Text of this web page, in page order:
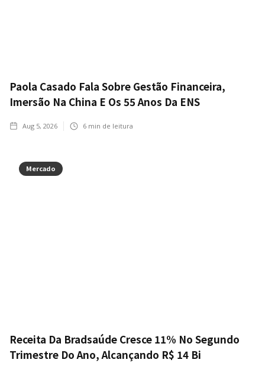
Paola Casado Fala Sobre Gestão Financeira,
Imersão Na China E Os 55 Anos Da ENS
Aug 5, 2026 6 min de leitura
Mercado
Receita Da Bradsaúde Cresce 11% No Segundo
Trimestre Do Ano, Alcançando R$ 14 Bi